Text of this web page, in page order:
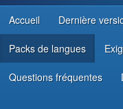
RESSOURCES
Accueil Dernière
Packs de langues
Questions fréquentes